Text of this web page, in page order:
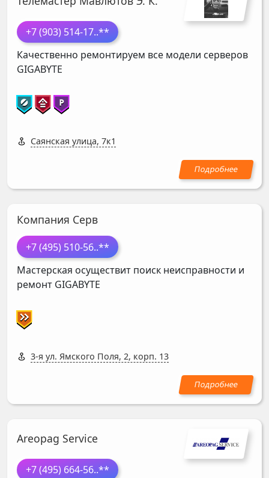
+7 (903) 514-17..**
Качественно ремонтируем все модели серверов
GIGABYTE
Саянская улица, 7к1
Компания Серв
+7 (495) 510-56..**
Мастерская осуществит поиск неисправности и
ремонт GIGABYTE
3-я ул. Ямского Поля, 2, корп. 13
Areopag Service
+7 (495) 664-56..**